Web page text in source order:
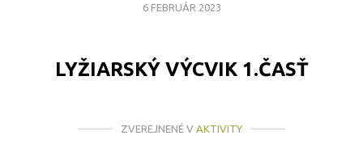
6 FEBRUÁR 2023
LYŽIARSKÝ VÝCVIK 1.ČASŤ
ZVEREJNENÉ V AKTIVITY